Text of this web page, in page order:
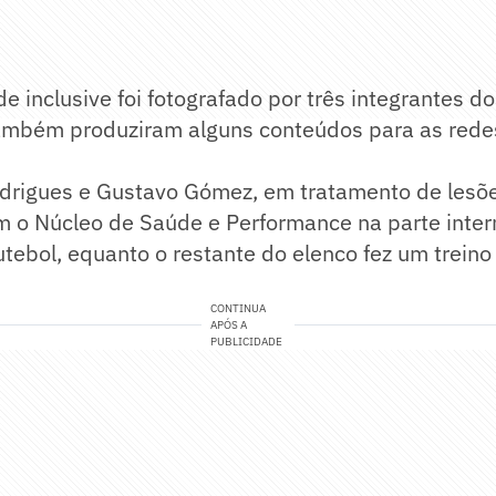
inclusive foi fotografado por três integrantes
produziram alguns conteúdos para as
e Gustavo Gómez, em tratamento de
o Núcleo de Saúde e Performance na parte
equanto o restante do elenco fez um
CONTINUA
APÓS A
PUBLICIDADE